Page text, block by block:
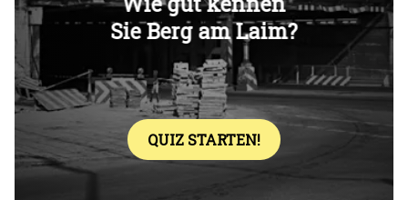
Überspringen